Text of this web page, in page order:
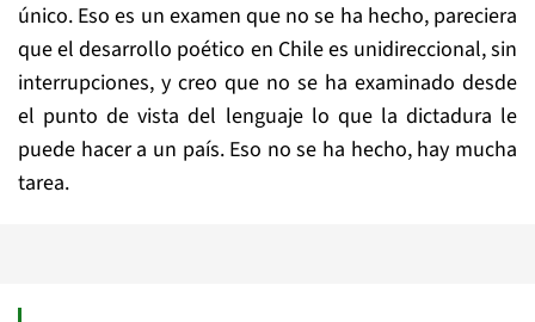
único. Eso es un examen que no se ha hecho, pareciera
que el desarrollo poético en Chile es unidireccional, sin
interrupciones, y creo que no se ha examinado desde
el punto de vista del lenguaje lo que la dictadura le
puede hacer a un país. Eso no se ha hecho, hay mucha
tarea.